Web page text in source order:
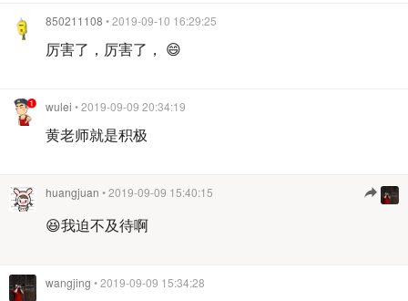
850211108 • 2019-09-10 16:29:25
厉害了，厉害了， 😄
wulei • 2019-09-09 20:34:19
黄老师就是积极
huangjuan • 2019-09-09 15:40:15
😆我迫不及待啊
wangjing • 2019-09-09 15:34:28